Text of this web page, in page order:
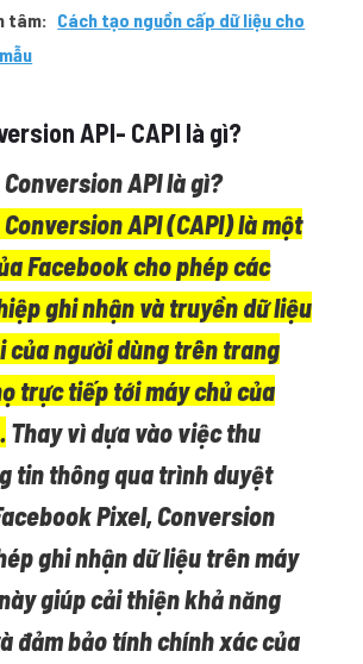
tâm: Cách tạo nguồn cấp dữ liệu cho
API- CAPI là gì?
API là gì?
API (CAPI) là một
Facebook cho phép các
ghi nhận và truyền dữ liệu
của người dùng trên trang
trực tiếp tới máy chủ của
Thay vì dựa vào việc thu
tin thông qua trình duyệt
Pixel,Conversion
ghi nhận dữ liệu trên máy
giúp cải thiện khả năng
đảm bảo tính chính xác của